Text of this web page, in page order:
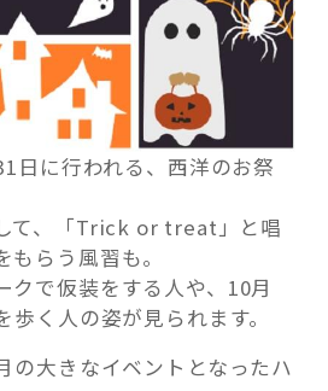
日に行われる、西洋のお祭
て、「Trick or treat」と唱
らう風習も。
クで仮装をする人や、10月
く人の姿が見られます。
の大きなイベントとなったハ